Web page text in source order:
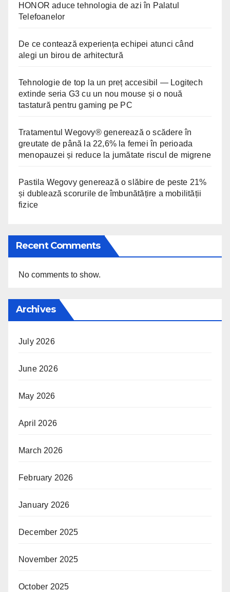
HONOR aduce tehnologia de azi în Palatul
Telefoanelor
De ce contează experiența echipei atunci când
alegi un birou de arhitectură
Tehnologie de top la un preț accesibil — Logitech
extinde seria G3 cu un nou mouse și o nouă
tastatură pentru gaming pe PC
Tratamentul Wegovy® generează o scădere în
greutate de până la 22,6% la femei în perioada
menopauzei și reduce la jumătate riscul de migrene
Pastila Wegovy generează o slăbire de peste 21%
și dublează scorurile de îmbunătățire a mobilității
fizice
Recent Comments
No comments to show.
Archives
July 2026
June 2026
May 2026
April 2026
March 2026
February 2026
January 2026
December 2025
November 2025
October 2025